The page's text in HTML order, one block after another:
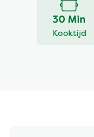
30 Min
Kooktijd